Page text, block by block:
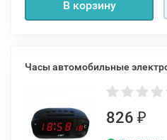
В корзину
Часы автомобильные
826 ₽